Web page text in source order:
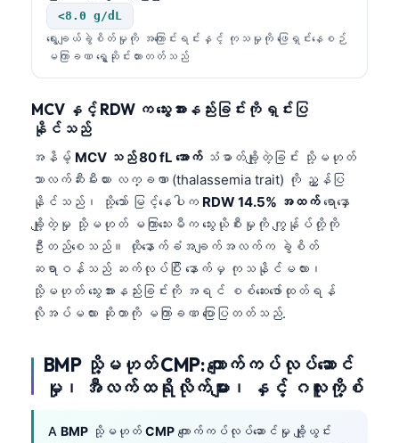
<8.0 g/dL
ရွေးချယ်ခွဲစိတ်မှုကို အကြောင်းရင်းနှင့် ကုသမှုကို ဖြေရှင်းနေစဉ်
မကြာခဏ ရွှေ့ဆိုင်းထားတတ်သည်
MCV နှင့် RDW က သွေးအားနည်းခြင်းကို ရှင်းပြ
နိုင်သည်
အနိမ့် MCV သည် 80 fL အောက်သံဓာတ်ချို့တဲ့ခြင်း သို့မဟုတ်
သာလက်ဆီးမီးယား လက္ခဏာ (thalassemia trait) ကို ညွှန်ပြ
နိုင်သည်၊ သို့သော် မြင့်နေပါက RDW 14.5% အထက်ရောနှော
ချို့တဲ့မှု သို့မဟုတ် မကြာသေးမီက သွေးယိုစီးမှုကို ကျွန်ုပ်တို့ကို
ဦးတည်စေသည်။ ထိုနောက်ခံအချက်အလက်က ခွဲစိတ်
ဆရာဝန်သည် ဆက်လုပ်ပြီး နောက်မှ ကုသနိုင်မလား၊
သို့မဟုတ် သွေးအားနည်းခြင်းကို အရင် စစ်ဆေးဖော်ထုတ်ရန်
လိုအပ်မလား ဆိုတာကို မကြာခဏ ပြောပြတတ်သည်.
BMP သို့မဟုတ် CMP: ကျောက်ကပ်လုပ်ဆောင်
မှု၊ အီလက်ထရိုလိုက်များ၊ နှင့် ဂလူးကို့စ်
A BMP သို့မဟုတ် CMP ကျောက်ကပ်လုပ်ဆောင်မှု ချို့ယွင်း